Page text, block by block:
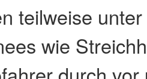
teilweise
wie